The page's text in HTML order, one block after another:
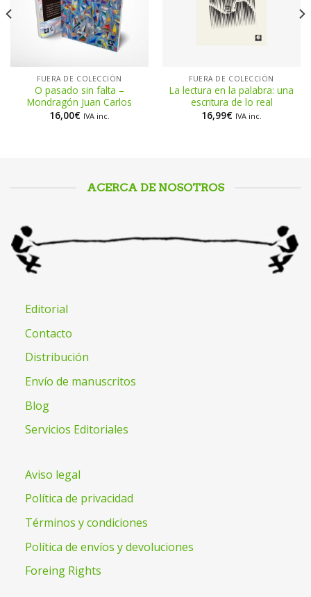
FUERA DE COLECCIÓN
O pasado sin falta –
Mondragón Juan Carlos
16,00€ IVA inc.
FUERA DE COLECCIÓN
La lectura en la palabra: una
escritura de lo real
16,99€ IVA inc.
ACERCA DE NOSOTROS
Editorial
Contacto
Distribución
Envío de manuscritos
Blog
Servicios Editoriales
Aviso legal
Política de privacidad
Términos y condiciones
Política de envíos y devoluciones
Foreing Rights